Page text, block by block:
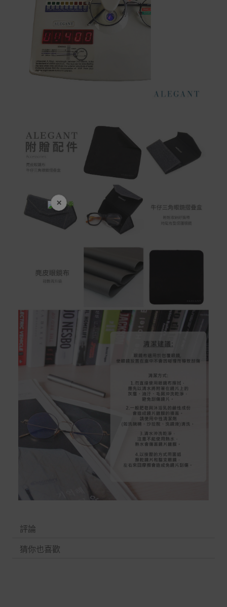
評論
猜你也喜歡
× 開學裝備全面降價